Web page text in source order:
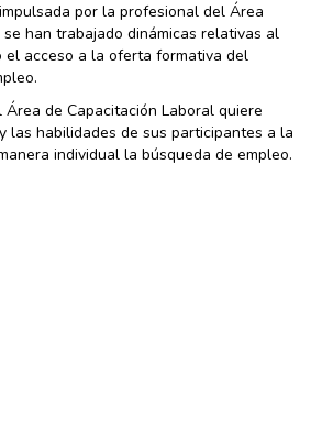
por la profesional del Área
han trabajado dinámicas relativas al
el acceso a la oferta formativa del
de Capacitación Laboral quiere
las habilidades de sus participantes a la
individual la búsqueda de empleo.